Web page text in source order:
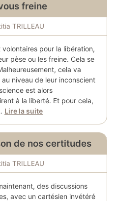
freine
TRILLEAU
volontaires pour la libération,
pèse ou les freine. Cela se
cela va
niveau de leur inconscient
est alors
à la liberté. Et pour cela,
Lire la suite
de nos certitudes
TRILLEAU
des discussions
avec un cartésien invétéré